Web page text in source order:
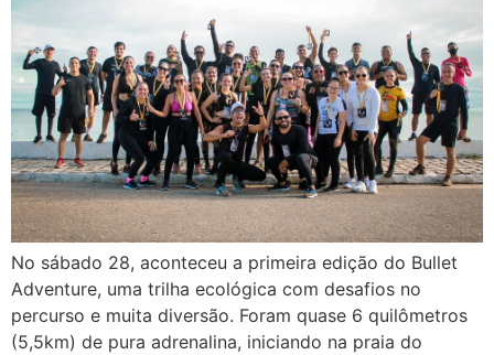
No sábado 28, aconteceu a primeira edição do Bullet
Adventure, uma trilha ecológica com desafios no
percurso e muita diversão. Foram quase 6 quilômetros
(5,5km) de pura adrenalina, iniciando na praia do